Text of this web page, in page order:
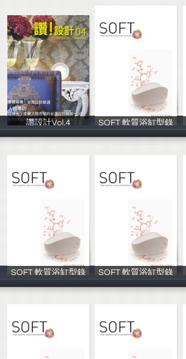
讚設計Vol.4
台灣多媒體整合
SOFT 軟質浴缸型錄
Channel D
SOFT 軟質浴缸型錄
Channel D
SOFT 軟質浴缸型錄
Channel D